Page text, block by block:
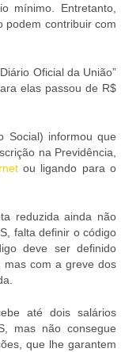
mínimo. Entretanto,
podem contribuir com
Oficial da União”
elas passou de R$
Social) informou que
na Previdência,
ou ligando para o
reduzida ainda não
falta definir o código
deve ser definido
com a greve dos
até dois salários
mas não consegue
que lhe garantem